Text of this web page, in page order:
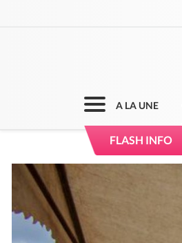
A LA UNE
FLASH INFO